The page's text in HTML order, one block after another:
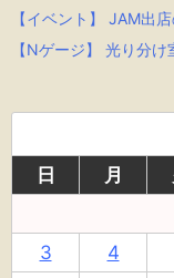
【イベント】 JAM出
【Nゲージ】 光り分
日
月
3
4